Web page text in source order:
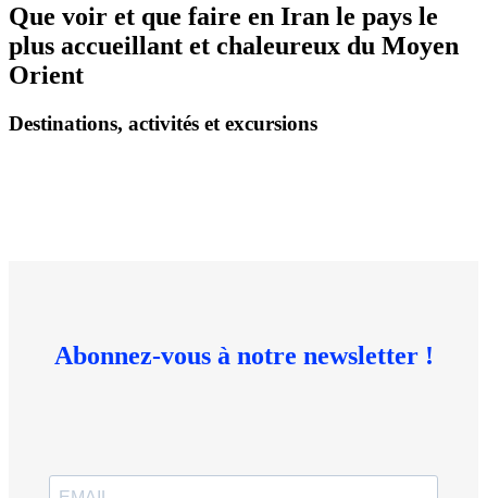
Que voir et que faire en Iran le pays le
plus accueillant et chaleureux du Moyen
Orient
Destinations, activités et excursions
Abonnez-vous à notre newsletter !